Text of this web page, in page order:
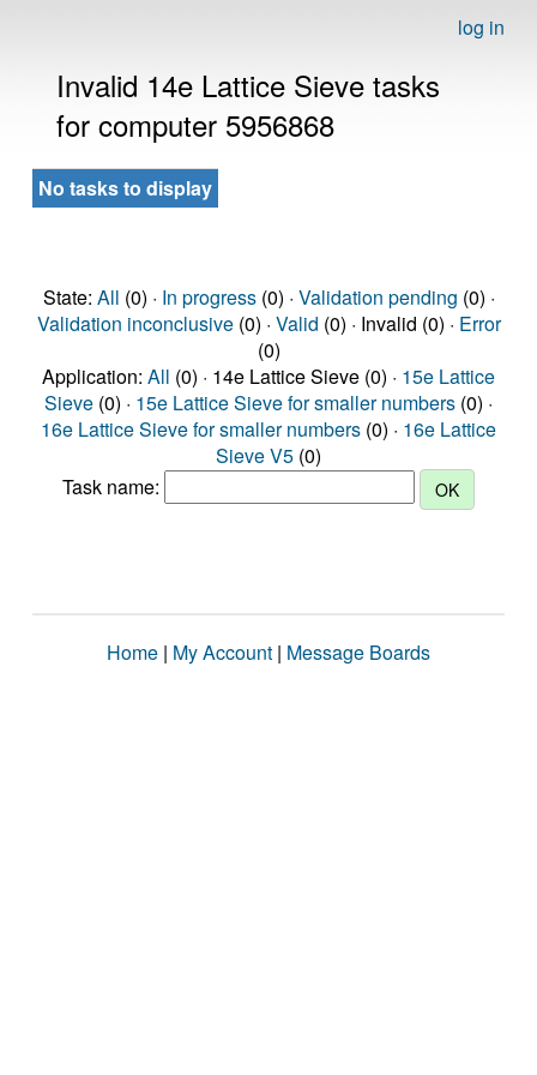
log in
Invalid 14e Lattice Sieve tasks
for computer 5956868
No tasks to display
State: All (0) · In progress(0) · Validation pending (0) ·
Validation inconclusive(0) · Valid (0) · Invalid (0) · Error
(0)
Application: All (0) · 14e Lattice Sieve (0) · 15e Lattice
Sieve (0) · 15e Lattice Sieve for smaller numbers (0) ·
16e Lattice Sieve for smaller numbers (0) · 16e Lattice
Sieve V5 (0)
Task name:
Home | My Account | Message Boards